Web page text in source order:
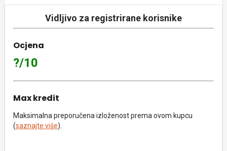
Vidljivo za registrirane korisnike
Ocjena
?/10
Max kredit
Maksimalna preporučena izloženost prema ovom kupcu
(saznajte više).